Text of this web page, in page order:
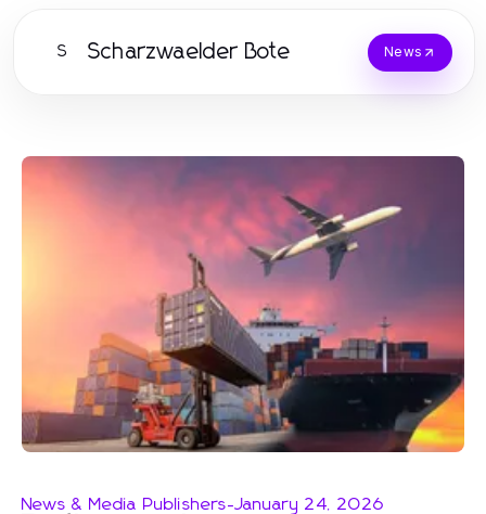
S Scharzwaelder Bote News
News & Media Publishers-January 24, 2026